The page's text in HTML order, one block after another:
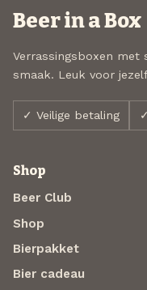
Beer in a Box
Verrassingsboxen met
smaak. Leuk voor
✓ Veilige betaling
Shop
Beer Club
Shop
Bierpakket
Bier cadeau